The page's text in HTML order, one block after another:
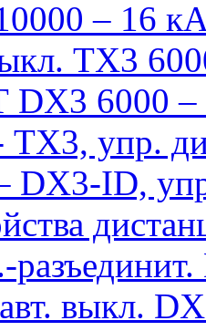
– 16
TX3
6000 –
упр.
DX3-ID,
выкл.